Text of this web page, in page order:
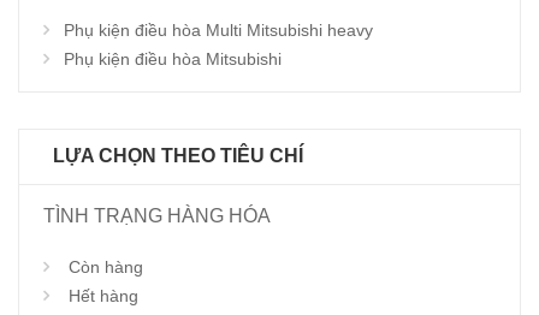
Phụ kiện điều hòa Multi Mitsubishi heavy
Phụ kiện điều hòa Mitsubishi
LỰA CHỌN THEO TIÊU CHÍ
TÌNH TRẠNG HÀNG HÓA
Còn hàng
Hết hàng